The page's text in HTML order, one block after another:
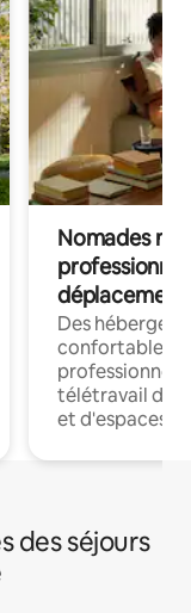
Nomades
déplacement
Des
confortables
professionnels
télétravail
et d'espaces
des séjours